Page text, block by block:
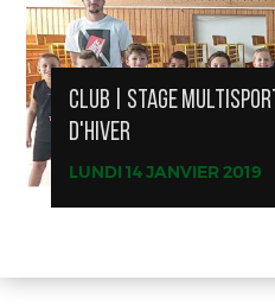
CLUB | STAGE
D'HIVER
LUNDI 14 JANVIER 2019